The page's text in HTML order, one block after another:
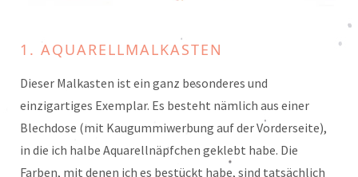
1. AQUARELLMALKASTEN
Dieser Malkasten ist ein ganz besonderes und
einzigartiges Exemplar. Es besteht nämlich aus einer
Blechdose (mit Kaugummiwerbung auf der Vorderseite),
in die ich halbe Aquarellnäpfchen geklebt habe. Die
Farben, mit denen ich es bestückt habe, sind tatsächlich